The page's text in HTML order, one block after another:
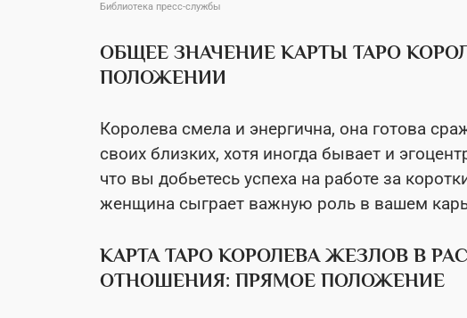
Библиотека пресс-службы
ОБЩЕЕ ЗНАЧЕНИЕ КАРТЫ ТАРО
ПОЛОЖЕНИИ
Королева смела и энергична, она готова
своих близких, хотя иногда бывает и
что вы добьетесь успеха на работе за
женщина сыграет важную роль в вашем
КАРТА ТАРО КОРОЛЕВА ЖЕЗЛОВ В
ОТНОШЕНИЯ: ПРЯМОЕ ПОЛОЖЕНИЕ